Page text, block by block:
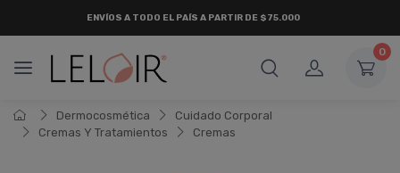
ENVÍOS A TODO EL PAÍS A PARTIR DE $75.000
0
Dermocosmética
Cuidado Corporal
Cremas Y Tratamientos
Cremas